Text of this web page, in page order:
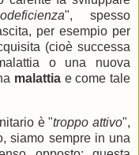
", spesso
per esempio per
(cioè successa
o una nuova
malattia e come tale
è "troppo attivo",
siamo sempre in una